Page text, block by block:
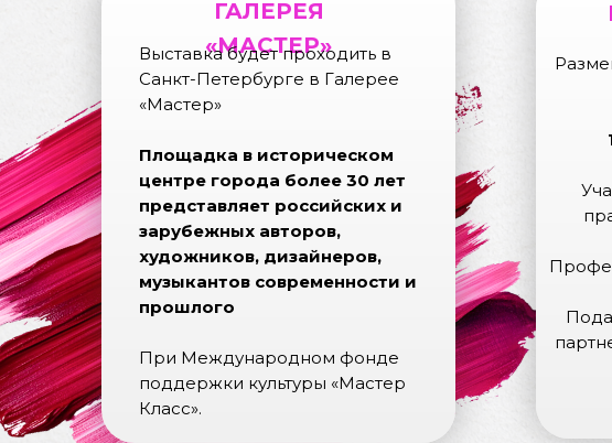
ГАЛЕРЕЯ
«МАСТЕР»
Выставка будет проходить в
Санкт-Петербурге в Галерее
«Мастер»
Площадка в историческом
центре города более 30 лет
представляет российских и
зарубежных авторов,
художников, дизайнеров,
музыкантов современности и
прошлого
При Международном фонде
поддержки культуры «Мастер
Класс».